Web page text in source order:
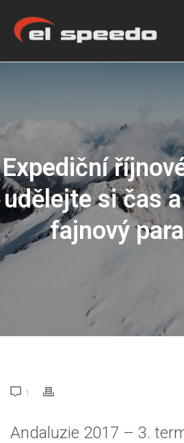
Expediční
udělejte si čas
fajnový
1
Andaluzie 2017 – 3.